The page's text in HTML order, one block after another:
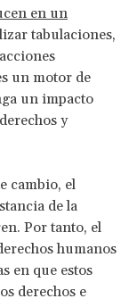
en un
tabulaciones,
un motor de
un impacto
y
cambio, el
de la
Por tanto, el
humanos
en que estos
derechos e